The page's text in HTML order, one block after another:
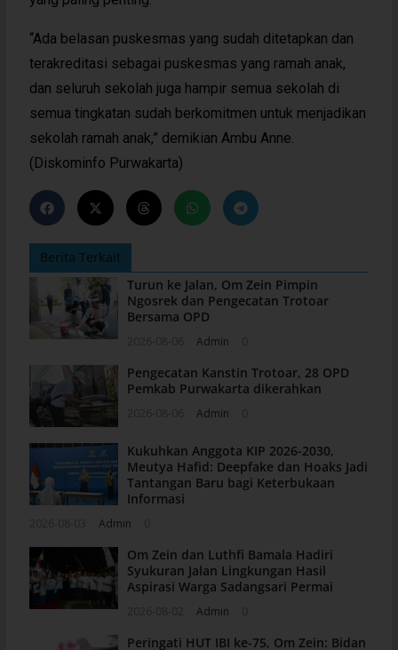
“Ada belasan puskesmas yang sudah ditetapkan dan
terakreditasi sebagai puskesmas yang ramah anak,
dan seluruh sekolah juga hampir semua sekolah di
semua tingkatan sudah berkomitmen untuk menjadikan
sekolah ramah anak,” demikian Ambu Anne.
(Diskominfo Purwakarta)
Berita Terkait
Turun ke Jalan, Om Zein Pimpin
Ngosrek dan Pengecatan Trotoar
Bersama OPD
Admin
Pengecatan Kanstin Trotoar, 28 OPD
Pemkab Purwakarta dikerahkan
Admin
Kukuhkan Anggota KIP 2026-2030,
Meutya Hafid: Deepfake dan Hoaks Jadi
Tantangan Baru bagi Keterbukaan
Informasi
Admin
Om Zein dan Luthfi Bamala Hadiri
Syukuran Jalan Lingkungan Hasil
Aspirasi Warga Sadangsari Permai
Admin
Peringati HUT IBI ke-75, Om Zein: Bidan